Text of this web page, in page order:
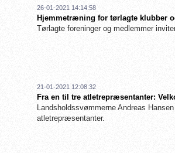
26-01-2021 14:14:58
Hjemmetræning for tørlagte klubber
Tørlagte foreninger og medlemmer
21-01-2021 12:08:32
Fra en til tre atletrepræsentanter:
Landsholdssvømmerne Andreas
atletrepræsentanter.